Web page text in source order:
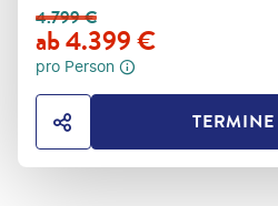
4.799€
ab4.399€
pro Person
HOTEL TEILEN